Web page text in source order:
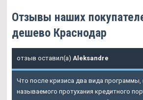
Отзывы наших
дешево Краснодар
отзыв оставил(а) Aleksandre
Что после кризиса два вида программы,
называемого протухания кредитного